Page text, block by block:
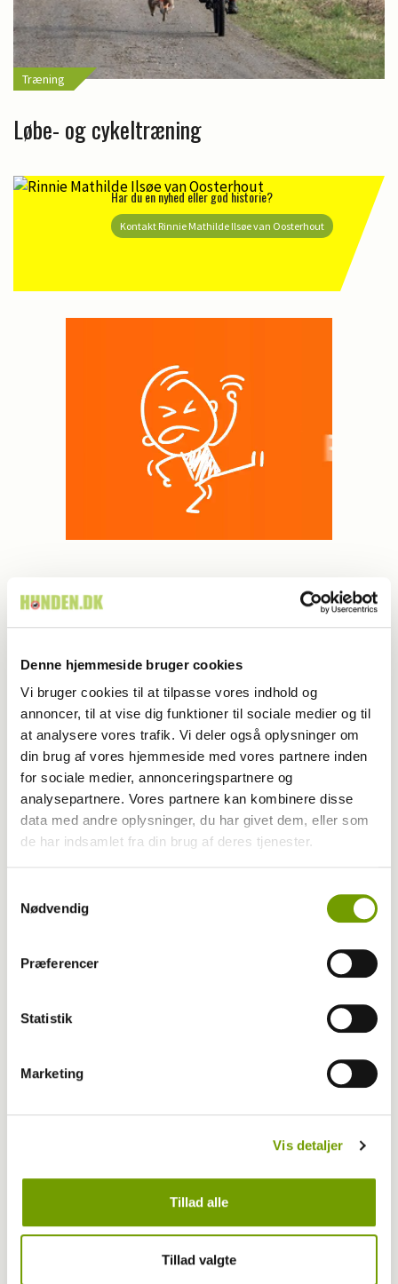
Denne hjemmeside bruger cookies
Vi bruger cookies til at tilpasse vores indhold og
annoncer, til at vise dig funktioner til sociale medier og til
at analysere vores trafik. Vi deler også oplysninger om
din brug af vores hjemmeside med vores partnere inden
for sociale medier, annonceringspartnere og
analysepartnere. Vores partnere kan kombinere disse
data med andre oplysninger, du har givet dem, eller som
de har indsamlet fra din brug af deres tjenester.
Nødvendig
Præferencer
Statistik
Marketing
Vis detaljer
Tillad alle
Tillad valgte
Træning
Løbe- og cykeltræning
Har du en nyhed eller god historie?
Kontakt Rinnie Mathilde Ilsøe van Oosterhout
MEST LÆSTE
Farvel til verdens ældste hund